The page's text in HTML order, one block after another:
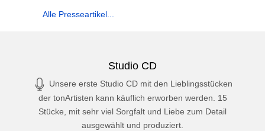
Alle Presseartikel...
Studio CD
Unsere erste Studio CD mit den Lieblingsstücken
der tonArtisten kann käuflich erworben werden. 15
Stücke, mit sehr viel Sorgfalt und Liebe zum Detail
ausgewählt und produziert.